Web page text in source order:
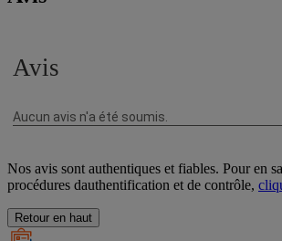
Nos avis sont authentiques et fiables. Pour en
procédures dauthentification et de contrôle,
Retour en haut